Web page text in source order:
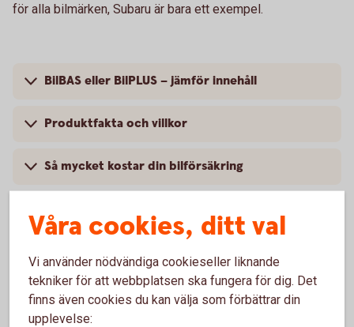
för alla bilmärken, Subaru är bara ett exempel.
BilBAS eller BilPLUS – jämför innehåll
Produktfakta och villkor
Så mycket kostar din bilförsäkring
Vanliga frågor om att försäkra
Subaru
Våra cookies, ditt val
Vi använder nödvändiga cookieseller liknande
tekniker för att webbplatsen ska fungera för dig. Det
finns även cookies du kan välja som förbättrar din
upplevelse: